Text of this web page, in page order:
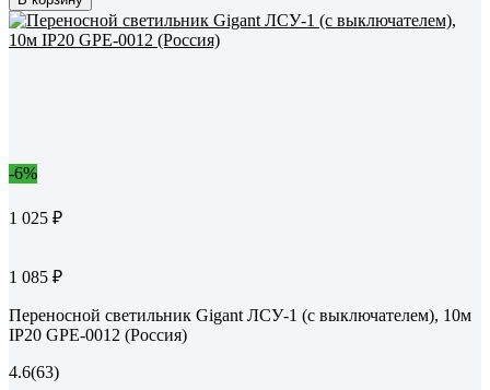
-6%
1 025 ₽
1 085 ₽
Переносной светильник Gigant ЛСУ-1 (с выключателем), 10м
IP20 GPE-0012 (Россия)
4.6(63)